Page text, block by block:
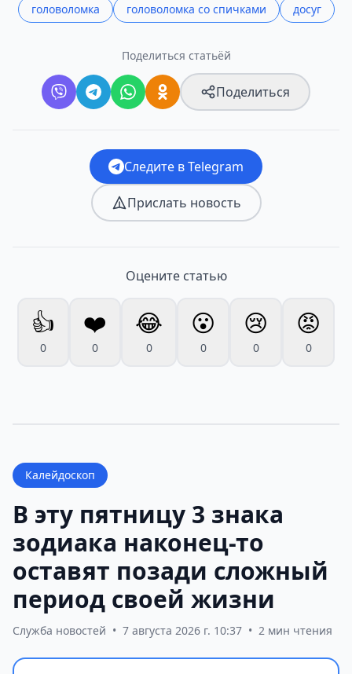
головоломка головоломка со спичками досуг
Поделиться статьёй
Поделиться
Следите в Telegram
Прислать новость
Оцените статью
👍
0
❤️
0
😂
0
😮
0
😢
0
😡
0
Калейдоскоп
В эту пятницу 3 знака
зодиака наконец-то
оставят позади сложный
период своей жизни
Служба новостей • 7 августа 2026 г. 10:37 • 2 мин чтения